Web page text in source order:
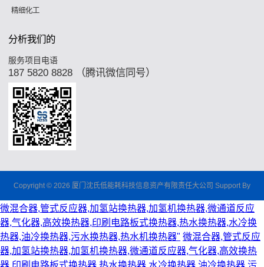
精细化工
分析我们的
服务项目电语
187 5820 8828 （腾讯微信同号）
Copyright © 2026 厦门沈氏低能耗科技信息资产有限责任大公司 Support By
微混合器,管式反应器,加氢站换热器,加氢机换热器,微通道反应
器,气化器,高效换热器,印刷电路板式换热器,热水换热器,水冷换
热器,油冷换热器,污水换热器,热水机换热器" 微混合器,管式反应
器,加氢站换热器,加氢机换热器,微通道反应器,气化器,高效换热
器,印刷电路板式换热器,热水换热器,水冷换热器,油冷换热器,污